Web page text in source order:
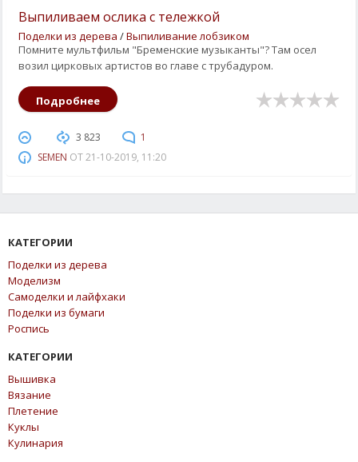
Выпиливаем ослика с тележкой
Поделки из дерева /Выпиливание лобзиком
Помните мультфильм "Бременские музыканты"? Там осел
возил цирковых артистов во главе с трубадуром.
Подробнее
3 823
1
SEMEN ОТ21-10-2019, 11:20
КАТЕГОРИИ
Поделки из дерева
Моделизм
Самоделки и лайфхаки
Поделки из бумаги
Роспись
КАТЕГОРИИ
Вышивка
Вязание
Плетение
Куклы
Кулинария